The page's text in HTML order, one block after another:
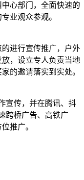
中心部门，全面快速的
业观众参观。
进行宣传推广，户外
，设立专人负责当地
的邀请落实到实处。
宣传，并在腾讯、抖
跨桥广告、高铁广
推广。